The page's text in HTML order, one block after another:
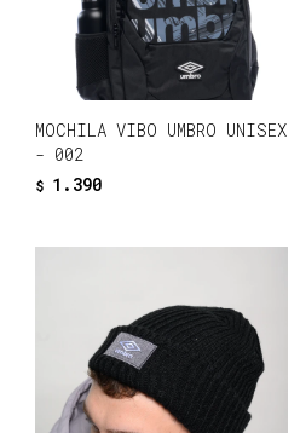
MOCHILA VIBO UMBRO UNISEX
- 002
$ 1.390